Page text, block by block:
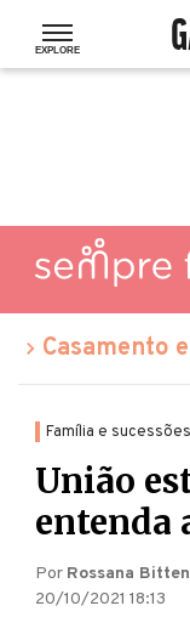
Casamento
Família e sucessões
União
entenda
Por Rossana
20/10/2021 18:13